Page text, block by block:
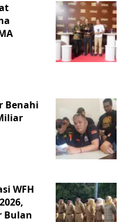
Benahi
WFH
Bulan